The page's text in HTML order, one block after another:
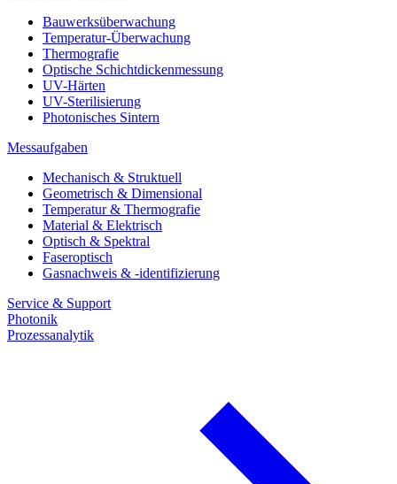
Bauwerksüberwachung
Temperatur-Überwachung
Thermografie
Optische Schichtdickenmessung
UV-Härten
UV-Sterilisierung
Photonisches Sintern
Messaufgaben
Mechanisch & Struktuell
Geometrisch & Dimensional
Temperatur & Thermografie
Material & Elektrisch
Optisch & Spektral
Faseroptisch
Gasnachweis & -identifizierung
Service & Support
Photonik
Prozessanalytik